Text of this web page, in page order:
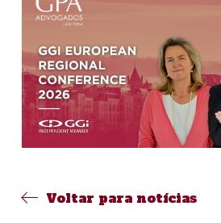
Voltar para notícias